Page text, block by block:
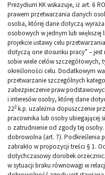
Prezydium KK wskazuje, iż art. 6
prawem przetwarzania danych
osoba, której dane dotyczą
osobowych w jednym lub większej
projekcie ustawy celu
dotyczą one stosunku pracy” –
sobie wiele celów szczegółowych,
określoności celu. Dodatkowym
przetwarzanie szczególnych
zabezpieczenie praw
i interesów osoby, której dane
222k.p. uzależnia dopuszczenie
pracownika lub osoby ubiegającej
o zatrudnienie od zgody tej osoby.
dobrowolna (art. 7).
zabrakło w propozycji treści § 1.
dotychczasowy dorobek
w sytuacji braku równowagi w